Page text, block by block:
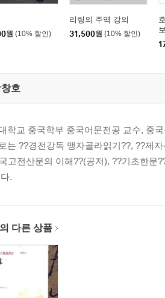
원 (10% 할인)
리링의 주역 강의
31,500원 (10% 할인)
호
학교 중국학부 중국어문전공 교수, 중
는 ??경전강독 맹자골라읽기??, ??제
고전산문의 이해??(공저), ??기초한문
.
다른 상품